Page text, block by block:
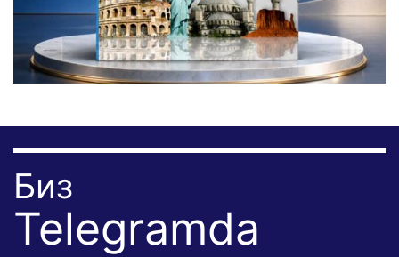
Биз
Telegramda